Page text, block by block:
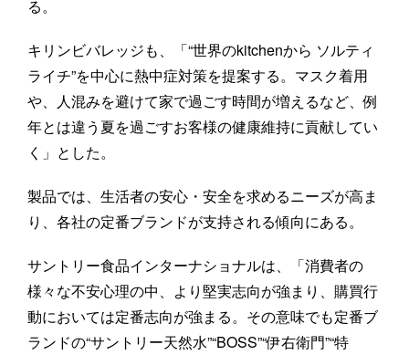
る。
キリンビバレッジも、「“世界のkitchenから ソルティ
ライチ”を中心に熱中症対策を提案する。マスク着用
や、人混みを避けて家で過ごす時間が増えるなど、例
年とは違う夏を過ごすお客様の健康維持に貢献してい
く」とした。
製品では、生活者の安心・安全を求めるニーズが高ま
り、各社の定番ブランドが支持される傾向にある。
サントリー食品インターナショナルは、「消費者の
様々な不安心理の中、より堅実志向が強まり、購買行
動においては定番志向が強まる。その意味でも定番ブ
ランドの“サントリー天然水”“BOSS”“伊右衛門”“特